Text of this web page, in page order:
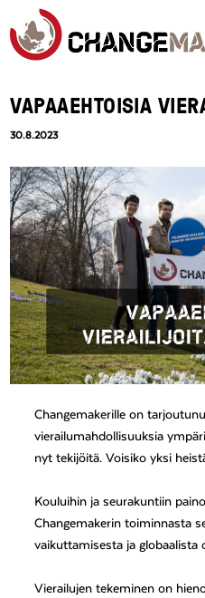
VAPAAEHTOISIA
30.8.2023
Changemakerille on
vierailumahdollisuuksia
nyt tekijöitä. Voisiko yksi
Kouluihin ja seurakuntiin
Changemakerin toiminnasta
vaikuttamisesta ja globaalista
Vierailujen tekeminen on